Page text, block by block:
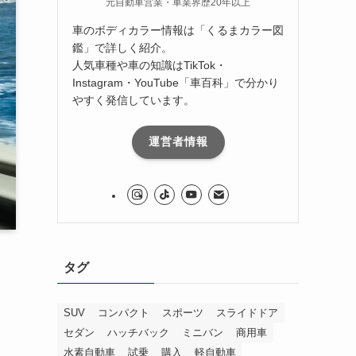
車のボディカラー情報は「くるまカラー図
鑑」で詳しく紹介。
人気車種や車の知識はTikTok・
Instagram・YouTube「車百科」で分かり
やすく発信しています。
運営者情報
タグ
SUV コンパクト スポーツ
スライドドア
セダン
ハッチバック ミニバン
商用車
水素自動車
試乗 購入 軽自動車